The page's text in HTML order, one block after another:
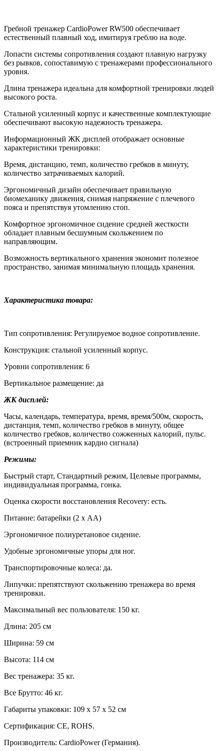
Гребной тренажер CardioPower RW500 обеспечивает
естественный плавный ход, имитируя греблю на воде.
Лопасти системы сопротивления создают плавную нагрузку
без рывков, сопоставимую с тренажерами профессионального
уровня.
Длина тренажера идеальна для комфортной тренировки людей
высокого роста.
Стальной усиленный корпус и качественные комплектующие
обеспечивают высокую надежность тренажера.
Информационный ЖК дисплей отображает основные
характеристики тренировки:
Время, дистанцию, темп, количество гребков в минуту,
количество затрачиваемых калорий.
Эргономичный дизайн обеспечивает правильную
биомеханику движения, снимая напряжение с плечевого
пояса и препятствуя утомлению стоп.
Комфортное эргономичное сидение средней жесткости
обладает плавным бесшумным скольжением по
направляющим.
Возможность вертикального хранения экономит полезное
пространство, занимая минимальную площадь хранения.
Характеристика товара:
Тип сопротивления: Регулируемое водное сопротивление.
Конструкция: стальной усиленный корпус.
Уровни сопротивления: 6
Вертикальное размещение: да
ЖК дисплей:
Часы, календарь, температура, время, время/500м, скорость,
дистанция, темп, количество гребков в минуту, общее
количество гребков, количество сожженных калорий, пульс.
(встроенный приемник кардио сигнала)
Режимы:
Быстрый старт, Стандартный режим, Целевые программы,
индивидуальная программа, гонка.
Оценка скорости восстановления Recovery: есть.
Питание: батарейки (2 х АА)
Эргономичное полиуретановое сидение.
Удобные эргономичные упоры для ног.
Транспортировочные колеса: да.
Липучки: препятствуют скольжению тренажера во время
тренировки.
Максимальный вес пользователя: 150 кг.
Длина: 205 см
Ширина: 59 см
Высота: 114 см
Вес тренажера: 35 кг.
Все Брутто: 46 кг.
Габариты упаковки: 109 х 57 х 52 см
Сертификация: CE, ROHS.
Производитель: CardioPower(Германия).